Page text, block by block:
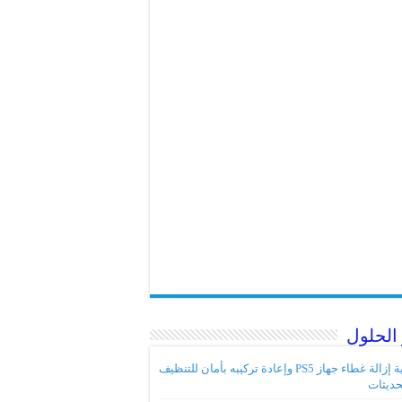
الحلول
كيفية إزالة غطاء جهاز PS5 وإعادة تركيبه بأمان للتنظيف